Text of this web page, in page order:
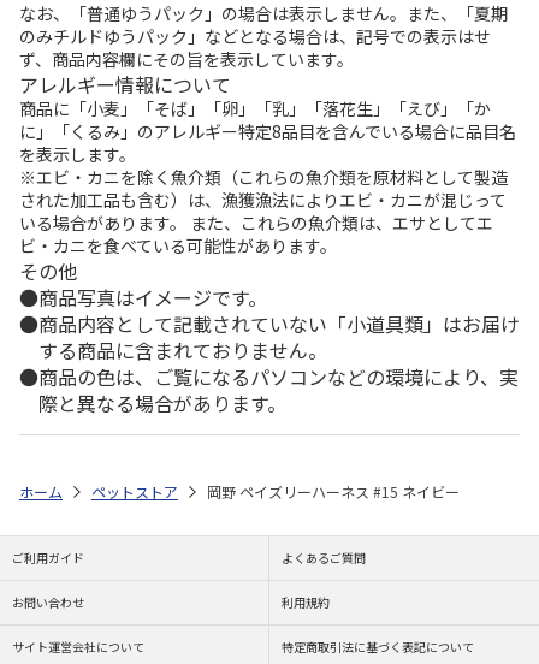
なお、「普通ゆうパック」の場合は表示しません。また、「夏期
のみチルドゆうパック」などとなる場合は、記号での表示はせ
ず、商品内容欄にその旨を表示しています。
アレルギー情報について
商品に「小麦」「そば」「卵」「乳」「落花生」「えび」「か
に」「くるみ」のアレルギー特定8品目を含んでいる場合に品目名
を表示します。
※エビ・カニを除く魚介類（これらの魚介類を原材料として製造
された加工品も含む）は、漁獲漁法によりエビ・カニが混じって
いる場合があります。 また、これらの魚介類は、エサとしてエ
ビ・カニを食べている可能性があります。
その他
商品写真はイメージです。
商品内容として記載されていない「小道具類」はお届け
する商品に含まれておりません。
商品の色は、ご覧になるパソコンなどの環境により、実
際と異なる場合があります。
ホーム ペットストア 岡野 ペイズリーハーネス #15 ネイビー
ご利用ガイド よくあるご質問
お問い合わせ 利用規約
サイト運営会社について 特定商取引法に基づく表記について